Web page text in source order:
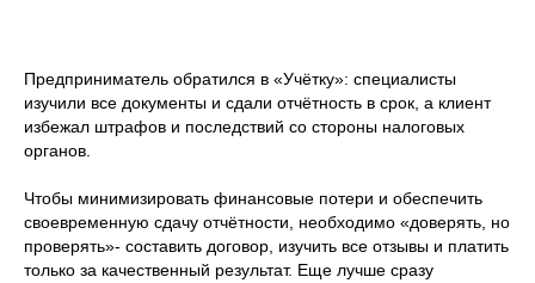
Предприниматель обратился в «Учётку»: специалисты
изучили все документы и сдали отчётность в срок, а клиент
избежал штрафов и последствий со стороны налоговых
органов.
Чтобы минимизировать финансовые потери и обеспечить
своевременную сдачу отчётности, необходимо «доверять, но
проверять»- составить договор, изучить все отзывы и платить
только за качественный результат. Еще лучше сразу